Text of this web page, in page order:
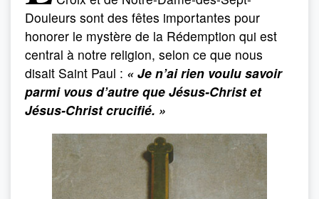
Douleurs sont des fêtes importantes pour
honorer le mystère de la Rédemption qui est
central à notre religion, selon ce que nous
disait Saint Paul : « Je n’ai rien voulu savoir
parmi vous d’autre que Jésus-Christ et
Jésus-Christ crucifié. »